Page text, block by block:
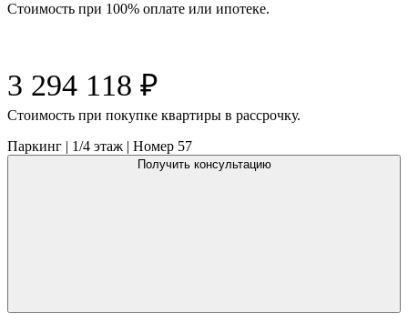
Стоимость при 100% оплате или ипотеке.
3 294 118 ₽
Cтоимость при покупке квартиры в рассрочку.
Паркинг | 1/4 этаж | Номер 57
Получить консультацию